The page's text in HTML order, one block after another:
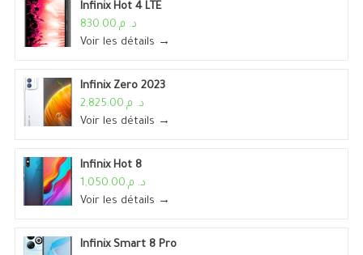
Infinix Hot 4 LTE
د. م.830.00
Voir les détails →
Infinix Zero 2023
د. م.2,825.00
Voir les détails →
Infinix Hot 8
د. م.1,050.00
Voir les détails →
Infinix Smart 8 Pro